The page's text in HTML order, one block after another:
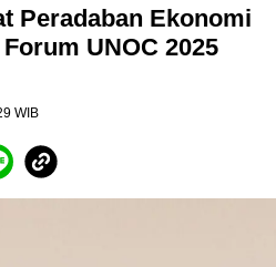
Peradaban Ekonomi
UNOC 2025
WIB